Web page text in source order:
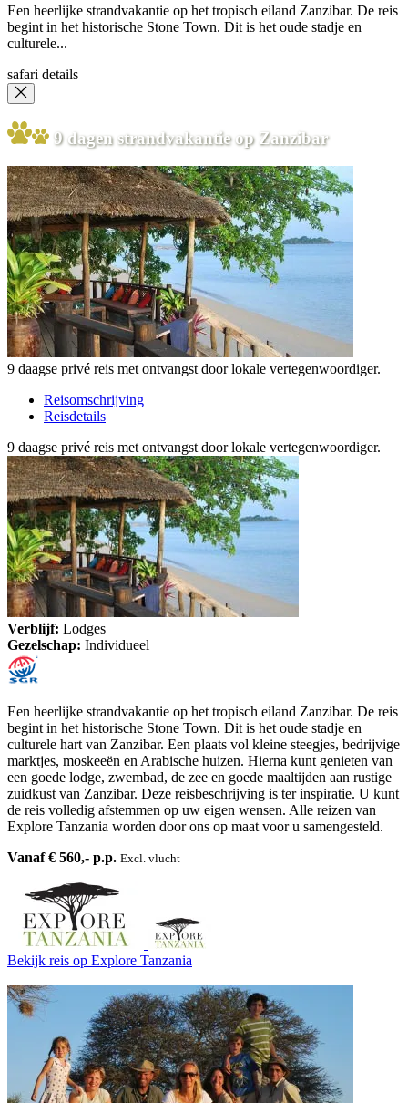
Een heerlijke strandvakantie op het tropisch eiland Zanzibar. De reis
begint in het historische Stone Town. Dit is het oude stadje en
culturele...
safari details
9 dagen strandvakantie op Zanzibar
9 daagse privé reis met ontvangst door lokale vertegenwoordiger.
Reisomschrijving
Reisdetails
9 daagse privé reis met ontvangst door lokale vertegenwoordiger.
Verblijf: Lodges
Gezelschap: Individueel
Een heerlijke strandvakantie op het tropisch eiland Zanzibar. De reis
begint in het historische Stone Town. Dit is het oude stadje en
culturele hart van Zanzibar. Een plaats vol kleine steegjes, bedrijvige
marktjes, moskeeën en Arabische huizen. Hierna kunt genieten van
een goede lodge, zwembad, de zee en goede maaltijden aan rustige
zuidkust van Zanzibar. Deze reisbeschrijving is ter inspiratie. U kunt
de reis volledig afstemmen op uw eigen wensen. Alle reizen van
Explore Tanzania worden door ons op maat voor u samengesteld.
Vanaf € 560,- p.p. Excl. vlucht
Bekijk reis op Explore Tanzania